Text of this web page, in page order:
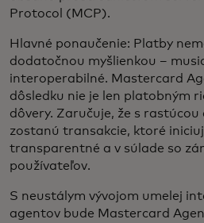
Protocol (MCP).
Hlavné ponaučenie: Platby
dodatočnou myšlienkou –
interoperabilné. Mastercard
dôsledku nie je len platobným
dôvery. Zaručuje, že s
zostanú transakcie, ktoré
transparentné a v súlade so
používateľov.
S neustálym vývojom umelej
agentov bude Mastercard